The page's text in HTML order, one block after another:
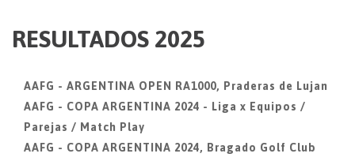
RESULTADOS 2025
AAFG - ARGENTINA OPEN RA1000, Praderas de Lujan
AAFG - COPA ARGENTINA 2024 - Liga x Equipos /
Parejas / Match Play
AAFG - COPA ARGENTINA 2024, Bragado Golf Club